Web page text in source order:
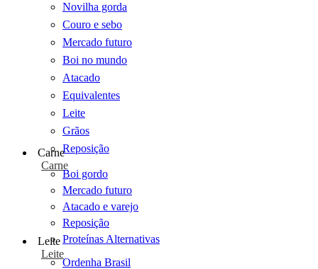
Novilha gorda
Couro e sebo
Mercado futuro
Boi no mundo
Atacado
Equivalentes
Leite
Grãos
Reposição
Carne
Carne
Boi gordo
Mercado futuro
Atacado e varejo
Reposição
Proteínas Alternativas
Leite
Leite
Ordenha Brasil